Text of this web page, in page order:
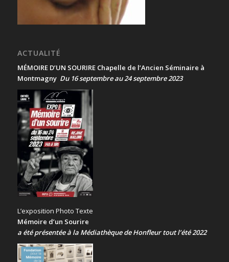
ACTUALITÉ
MÉMOIRE D’UN SOURIRE Chapelle de l’Ancien Séminaire à
Montmagny Du 16 septembre au 24 septembre 2023
L’exposition Photo Texte
Mémoire d’un Sourire
a été présentéeà la Médiathèque de Honfleur tout l’été 2022